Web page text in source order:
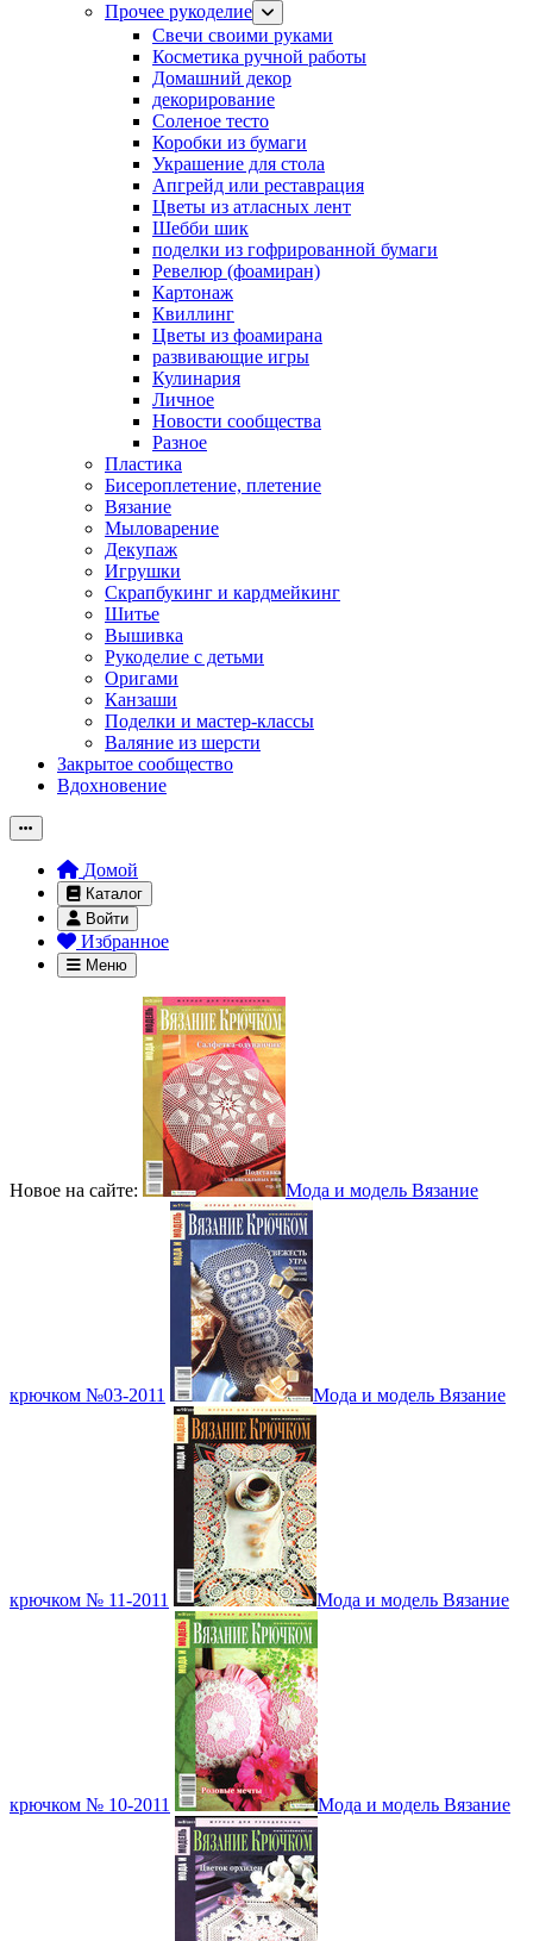
Прочее рукоделие
Свечи своими руками
Косметика ручной работы
Домашний декор
декорирование
Соленое тесто
Коробки из бумаги
Украшение для стола
Апгрейд или реставрация
Цветы из атласных лент
Шебби шик
поделки из гофрированной бумаги
Ревелюр (фоамиран)
Картонаж
Квиллинг
Цветы из фоамирана
развивающие игры
Кулинария
Личное
Новости сообщества
Разное
Пластика
Бисероплетение, плетение
Вязание
Мыловарение
Декупаж
Игрушки
Скрапбукинг и кардмейкинг
Шитье
Вышивка
Рукоделие с детьми
Оригами
Канзаши
Поделки и мастер-классы
Валяние из шерсти
Закрытое сообщество
Вдохновение
Домой
Каталог
Войти
Избранное
Меню
Новое на сайте: Мода и модель Вязание
крючком №03-2011 Мода и модель Вязание
крючком № 11-2011 Мода и модель Вязание
крючком № 10-2011 Мода и модель Вязание